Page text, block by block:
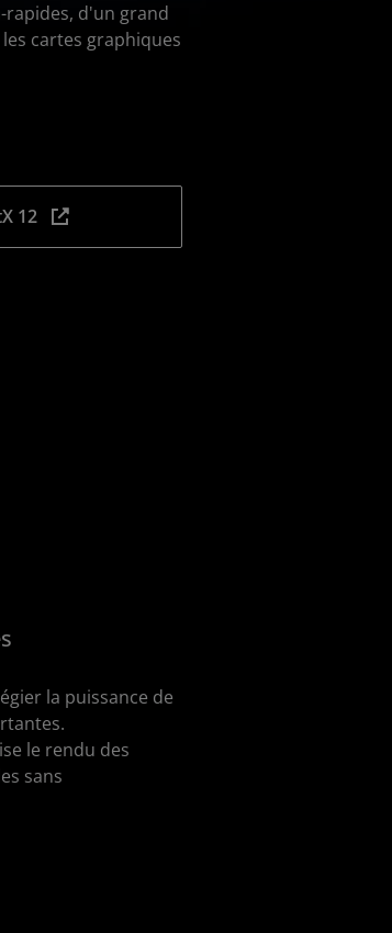
rapides, d'un grand
cartes graphiques
12
la puissance de
le rendu des
sans